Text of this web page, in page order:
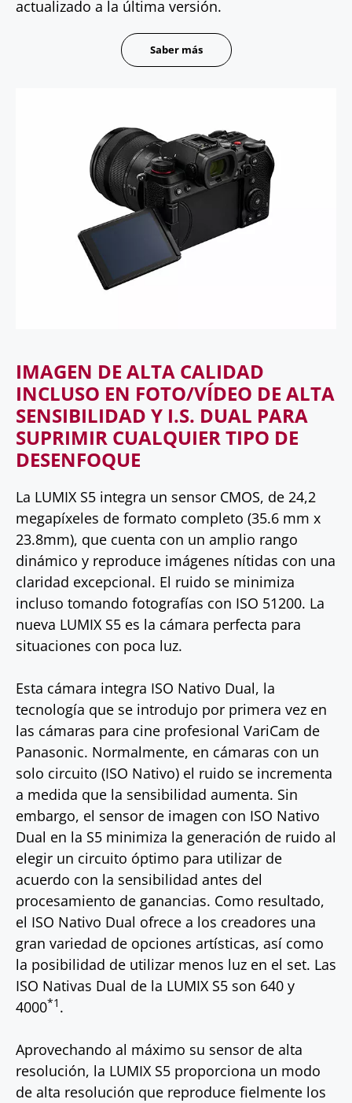
actualizado a la última versión.
Saber más
IMAGEN DE ALTA CALIDAD
INCLUSO EN FOTO/VÍDEO DE ALTA
SENSIBILIDAD Y I.S. DUAL PARA
SUPRIMIR CUALQUIER TIPO DE
DESENFOQUE
La LUMIX S5 integra un sensor CMOS, de 24,2
megapíxeles de formato completo (35.6 mm x
23.8mm), que cuenta con un amplio rango
dinámico y reproduce imágenes nítidas con una
claridad excepcional. El ruido se minimiza
incluso tomando fotografías con ISO 51200. La
nueva LUMIX S5 es la cámara perfecta para
situaciones con poca luz.
Esta cámara integra ISO Nativo Dual, la
tecnología que se introdujo por primera vez en
las cámaras para cine profesional VariCam de
Panasonic. Normalmente, en cámaras con un
solo circuito (ISO Nativo) el ruido se incrementa
a medida que la sensibilidad aumenta. Sin
embargo, el sensor de imagen con ISO Nativo
Dual en la S5 minimiza la generación de ruido al
elegir un circuito óptimo para utilizar de
acuerdo con la sensibilidad antes del
procesamiento de ganancias. Como resultado,
el ISO Nativo Dual ofrece a los creadores una
gran variedad de opciones artísticas, así como
la posibilidad de utilizar menos luz en el set. Las
ISO Nativas Dual de la LUMIX S5 son 640 y
4000*1 .
Aprovechando al máximo su sensor de alta
resolución, la LUMIX S5 proporciona un modo
de alta resolución que reproduce fielmente los